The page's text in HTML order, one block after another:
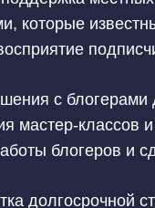
которые
с
мастер-классов
блогеров и
долгосрочной